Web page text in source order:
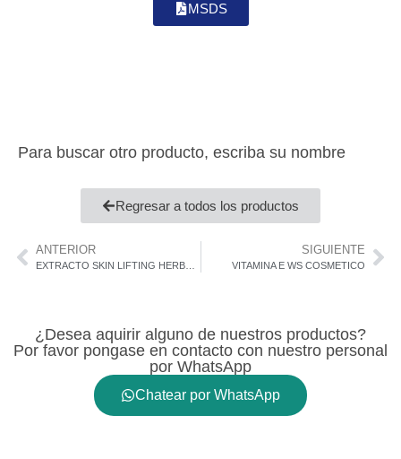
MSDS
Para buscar otro producto, escriba su nombre
Regresar a todos los productos
ANTERIOR SIGUIENTE
VITAMINA E WS COSMETICO
¿Desea aquirir alguno de nuestros productos?
Por favor pongase en contacto con nuestro personal
por WhatsApp
Chatear por WhatsApp